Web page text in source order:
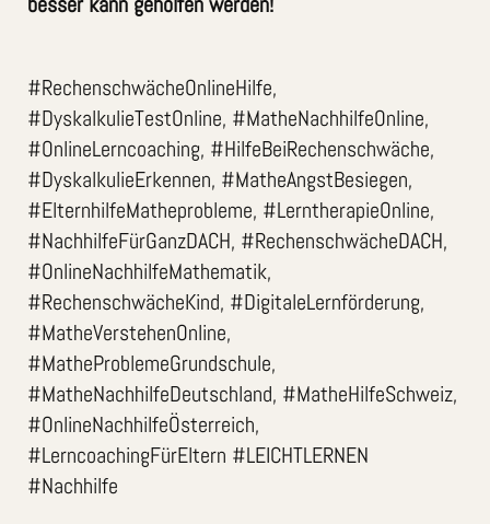
#RechenschwächeOnlineHilfe,
#DyskalkulieTestOnline, #MatheNachhilfeOnline,
#OnlineLerncoaching, #HilfeBeiRechenschwäche,
#DyskalkulieErkennen, #MatheAngstBesiegen,
#ElternhilfeMatheprobleme, #LerntherapieOnline,
#NachhilfeFürGanzDACH, #RechenschwächeDACH,
#OnlineNachhilfeMathematik,
#RechenschwächeKind, #DigitaleLernförderung,
#MatheVerstehenOnline,
#MatheProblemeGrundschule,
#MatheNachhilfeDeutschland, #MatheHilfeSchweiz,
#OnlineNachhilfeÖsterreich,
#LerncoachingFürEltern #LEICHTLERNEN
#Nachhilfe